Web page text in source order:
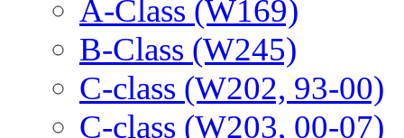
A-Class (W169)
B-Class (W245)
C-class (W202, 93-00)
C-class (W203, 00-07)